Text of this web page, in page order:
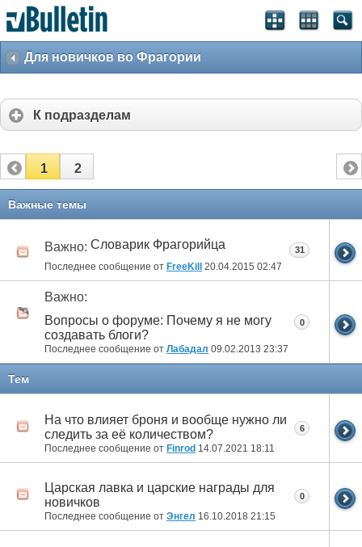
Для новичков во Фрагории
К подразделам
1 2
Важные темы
Важно: Словарик Фрагорийца
Последнее сообщение от FreeKill 20.04.2015 02:47
31
Важно:
Вопросы о форуме: Почему я не могу
создавать блоги?
Последнее сообщение от Лабадал 09.02.2013 23:37
0
Тем
На что влияет броня и вообще нужно ли
следить за её количеством?
Последнее сообщение от Finrod 14.07.2021 18:11
6
Царская лавка и царские награды для
новичков
Последнее сообщение от Энгел 16.10.2018 21:15
0